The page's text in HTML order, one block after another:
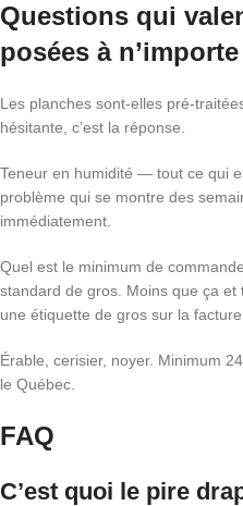
Questions qui
posées à
Les planches sont-elles pré-
hésitante, c’est la réponse.
Teneur en humidité — tout ce qui
problème qui se montre des
immédiatement.
Quel est le minimum de
standard de gros. Moins que ça
une étiquette de gros sur la facture.
Érable, cerisier, noyer. Minimum
le Québec.
FAQ
C’est quoi le pire